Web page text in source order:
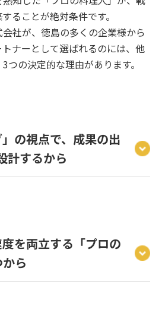
ることが絶対条件です。
社が、徳島の多くの企業様から
ナーとして選ばれるのには、他
つの決定的な理由があります。
」の視点で、成果の出
計するから
を両立する「プロの
ら